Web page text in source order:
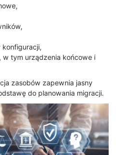
konfiguracji,
tym urządzenia końcowe i
zasobów zapewnia jasny
do planowania migracji.